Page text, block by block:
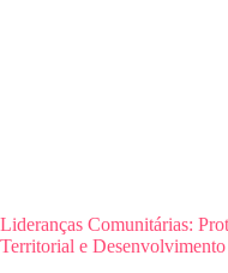
Lideranças Comunitárias:
Territorial e